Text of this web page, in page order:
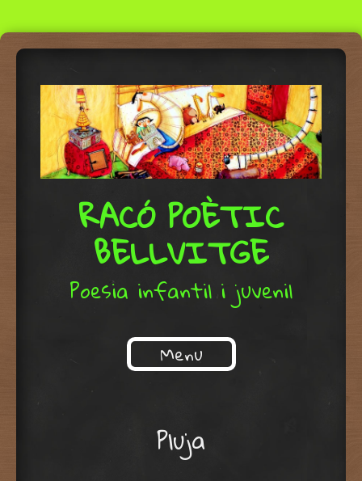
RACÓ POÈTIC
BELLVITGE
Poesia infantil i juvenil
Menu
Pluja